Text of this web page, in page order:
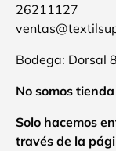
26211127
Bodega: Dorsal
No somos
Solo hacemos
través de la